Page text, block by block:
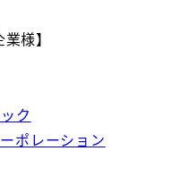
様】
ク
ポレーション